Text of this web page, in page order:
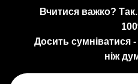
Вчитися важко?
Досить сумніватися
ніж